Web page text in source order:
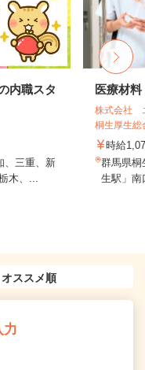
内職スタ
、三重、新
木、...
医療材
株式会社
桐生厚生総
時給
群馬県桐
生駅」南